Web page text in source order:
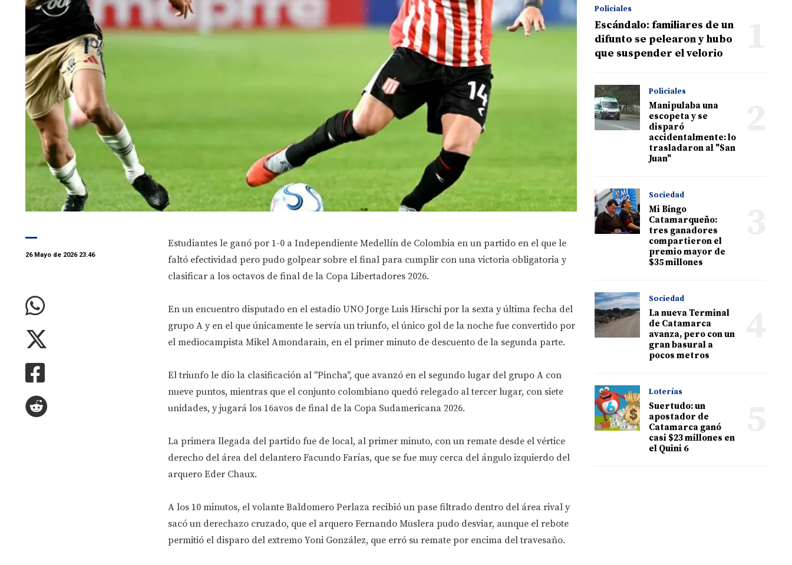
26 Mayo de 2026 23.46
Estudiantes le ganó por 1-0 a Independiente Medellín de Colombia en un partido en el que le
faltó efectividad pero pudo golpear sobre el final para cumplir con una victoria obligatoria y
clasificar a los octavos de final de la Copa Libertadores 2026.
En un encuentro disputado en el estadio UNO Jorge Luis Hirschi por la sexta y última fecha del
grupo A y en el que únicamente le servía un triunfo, el único gol de la noche fue convertido por
el mediocampista Mikel Amondarain, en el primer minuto de descuento de la segunda parte.
El triunfo le dio la clasificación al "Pincha", que avanzó en el segundo lugar del grupo A con
nueve puntos, mientras que el conjunto colombiano quedó relegado al tercer lugar, con siete
unidades, y jugará los 16avos de final de la Copa Sudamericana 2026.
La primera llegada del partido fue de local, al primer minuto, con un remate desde el vértice
derecho del área del delantero Facundo Farías, que se fue muy cerca del ángulo izquierdo del
arquero Eder Chaux.
A los 10 minutos, el volante Baldomero Perlaza recibió un pase filtrado dentro del área rival y
sacó un derechazo cruzado, que el arquero Fernando Muslera pudo desviar, aunque el rebote
permitió el disparo del extremo Yoni González, que erró su remate por encima del travesaño.
Policiales
Escándalo: familiares de un
difunto se pelearon y hubo
que suspender el velorio
Policiales
Manipulaba una
escopeta y se
disparó
accidentalmente: lo
trasladaron al "San
Juan"
Sociedad
Mi Bingo
Catamarqueño:
tres ganadores
compartieron el
premio mayor de
$35 millones
Sociedad
La nueva Terminal
de Catamarca
avanza, pero con un
gran basural a
pocos metros
Loterías
Suertudo: un
apostador de
Catamarca ganó
casi $23 millones en
el Quini 6